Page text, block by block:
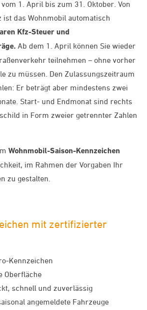
1. April bis zum 31. Oktober. Von
ist das Wohnmobil automatisch
Kfz-Steuer und
Ab dem 1. April können Sie wieder
teilnehmen – ohne vorher
zu müssen. Den Zulassungszeitraum
Er beträgt aber mindestens zwei
Start- und Endmonat sind rechts
in Form zweier getrennter Zahlen
Wohnmobil-Saison-Kennzeichen
im Rahmen der Vorgaben Ihr
zu gestalten.
mit zertifizierter
Kennzeichen
Oberfläche
schnell und zuverlässig
angemeldete Fahrzeuge